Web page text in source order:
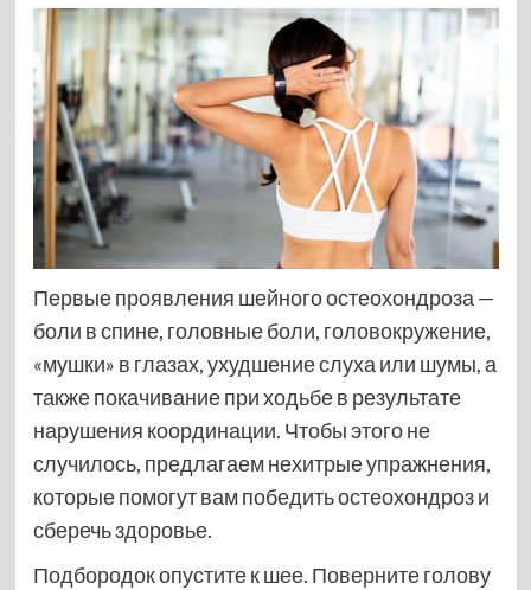
Первые проявления шейного остеохондроза —
боли в спине, головные боли, головокружение,
«мушки» в глазах, ухудшение слуха или шумы, а
также покачивание при ходьбе в результате
нарушения координации. Чтобы этого не
случилось, предлагаем нехитрые упражнения,
которые помогут вам победить остеохондроз и
сберечь здоровье.
Подбородок опустите к шее. Поверните голову